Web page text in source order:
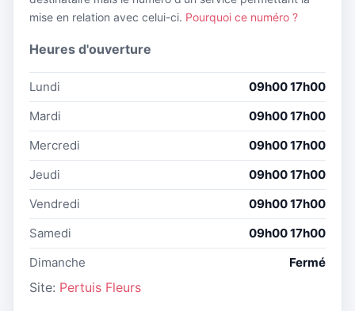
mise en relation avec celui-ci. Pourquoi ce numéro ?
Heures d'ouverture
Lundi
09h00 17h00
Mardi
09h00 17h00
Mercredi
09h00 17h00
Jeudi
09h00 17h00
Vendredi
09h00 17h00
Samedi
09h00 17h00
Dimanche
Fermé
Site: Pertuis Fleurs